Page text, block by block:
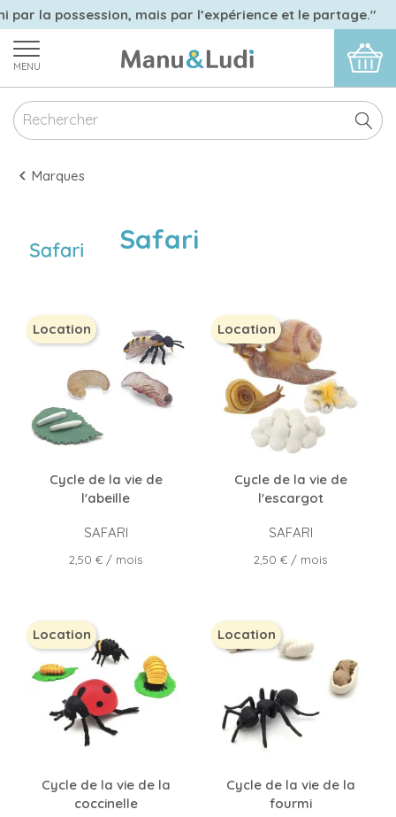
par la possession, mais par l’expérience et le partage."
MENU
Marques
Safari
Cycle de la vie de
l'abeille
SAFARI
Prix
2,50 € / mois
Location
Cycle de la vie de
l'escargot
SAFARI
Prix
2,50 € / mois
Location
Cycle de la vie de la
coccinelle
Location
Cycle de la vie de la
fourmi
Location